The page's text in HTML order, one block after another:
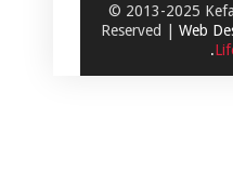
© 2013-2025
Reserved | Web
.